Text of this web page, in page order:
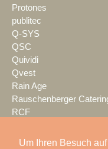
Um Ihren Besuch
Protones
publitec
Q-SYS
QSC
Quividi
Qvest
Rain Age
Rauschenberger
RCF
rent4event